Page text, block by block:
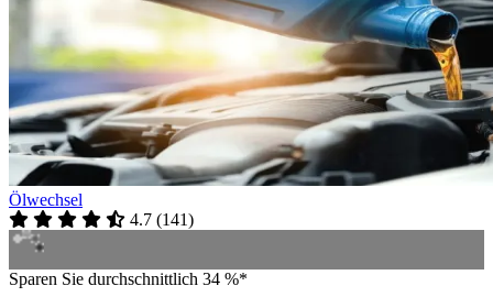
Ölwechsel
4.7 (141)
Sparen Sie durchschnittlich 34 %*